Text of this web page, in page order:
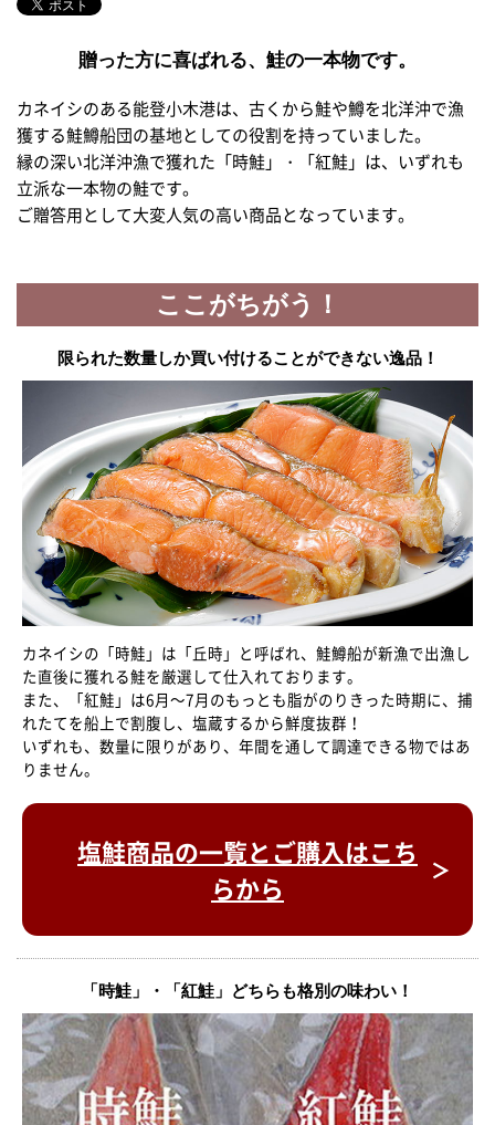
贈った方に喜ばれる、鮭の一本物です。
カネイシのある能登小木港は、古くから鮭や鱒を北洋沖で漁
獲する鮭鱒船団の基地としての役割を持っていました。
縁の深い北洋沖漁で獲れた「時鮭」・「紅鮭」は、いずれも
立派な一本物の鮭です。
ご贈答用として大変人気の高い商品となっています。
ここがちがう！
限られた数量しか買い付けることができない逸品！
カネイシの「時鮭」は「丘時」と呼ばれ、鮭鱒船が新漁で出漁し
た直後に獲れる鮭を厳選して仕入れております。
また、「紅鮭」は6月～7月のもっとも脂がのりきった時期に、捕
れたてを船上で割腹し、塩蔵するから鮮度抜群！
いずれも、数量に限りがあり、年間を通して調達できる物ではあ
りません。
塩鮭商品の一覧とご購入はこち
らから
「時鮭」・「紅鮭」どちらも格別の味わい！